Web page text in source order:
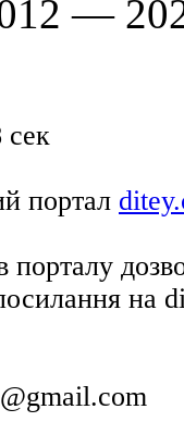
—
сек
портал
порталу
на